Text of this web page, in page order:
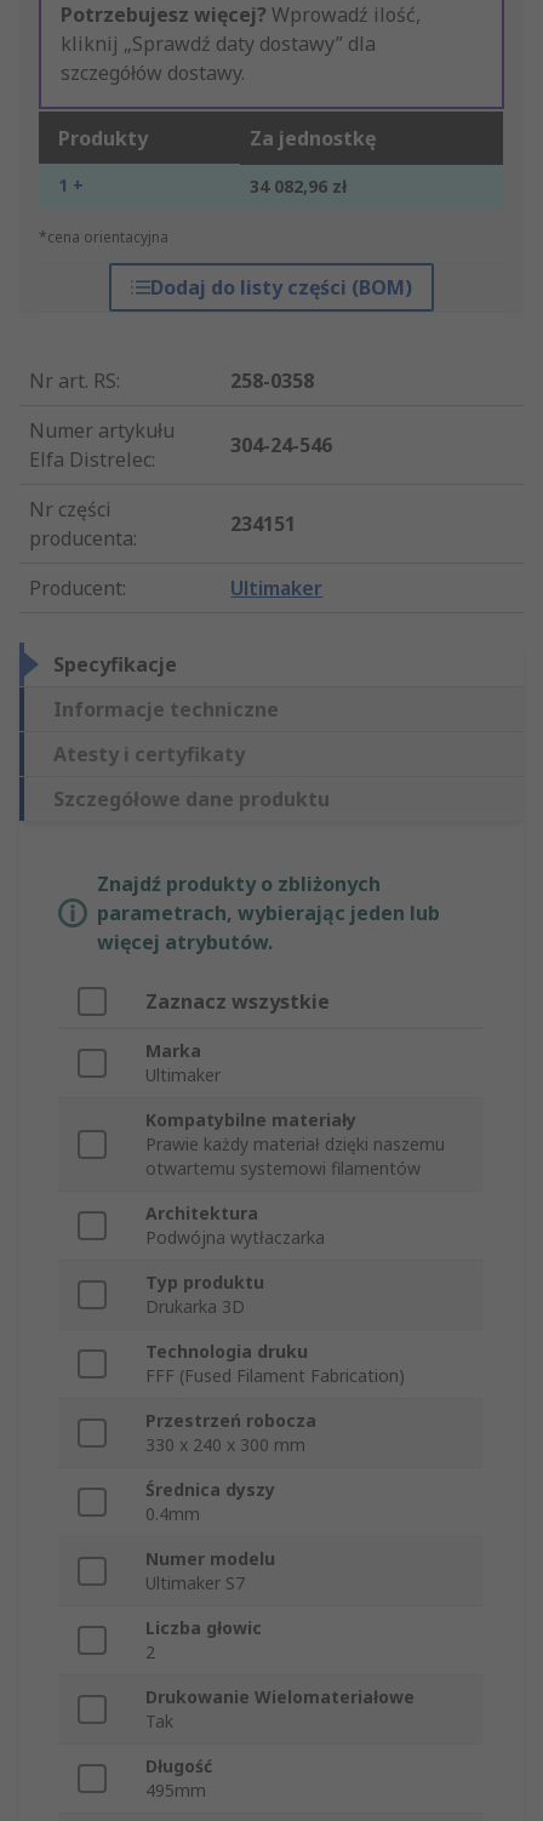
Potrzebujesz więcej? Wprowadź ilość,
kliknij „Sprawdź daty dostawy” dla
szczegółów dostawy.
Produkty Za jednostkę
1 + 34 082,96 zł
*cena orientacyjna
Dodaj do listy części (BOM)
Nr art. RS:
258-0358
Numer artykułu
Elfa Distrelec:
304-24-546
Nr części
producenta:
234151
Producent: Ultimaker
Specyfikacje
Informacje techniczne
Atesty i certyfikaty
Szczegółowe dane produktu
Znajdź produkty o zbliżonych
parametrach, wybierając jeden lub
więcej atrybutów.
Zaznacz wszystkie
Marka
Ultimaker
Kompatybilne materiały
Prawie każdy materiał dzięki naszemu
otwartemu systemowi filamentów
Architektura
Podwójna wytłaczarka
Typ produktu
Drukarka 3D
Technologia druku
FFF (Fused Filament Fabrication)
Przestrzeń robocza
330 x 240 x 300 mm
Średnica dyszy
0.4mm
Numer modelu
Ultimaker S7
Liczba głowic
2
Drukowanie Wielomateriałowe
Tak
Długość
495mm